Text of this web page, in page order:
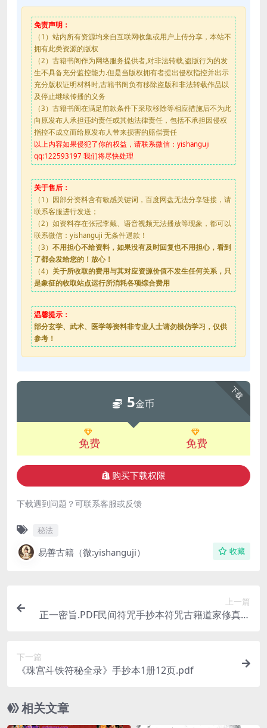
免责声明：
（1）站内所有资源均来自互联网收集或用户上传分享，本站不
拥有此类资源的版权
（2）古籍书阁作为网络服务提供者,对非法转载,盗版行为的发
生不具备充分监控能力.但是当版权拥有者提出侵权指控并出示
充分版权证明材料时,古籍书阁负有移除盗版和非法转载作品以
及停止继续传播的义务
（3）古籍书阁在满足前款条件下采取移除等相应措施后不为此
向原发布人承担违约责任或其他法律责任，包括不承担因侵权
指控不成立而给原发布人带来损害的赔偿责任
以上内容如果侵犯了你的权益，请联系微信：yishanguji
qq:122593197 我们将尽快处理
关于售后：
（1）因部分资料含有敏感关键词，百度网盘无法分享链接，请
联系客服进行发送；
（2）如资料存在张冠李戴、语音视频无法播放等现象，都可以
联系微信：yishanguji 无条件退款！
（3） 不用担心不给资料，如果没有及时回复也不用担心，看到
了都会发给您的！放心！
（4） 关于所收取的费用与其对应资源价值不发生任何关系，只
是象征的收取站点运行所消耗各项综合费用
温馨提示：
部分玄学、武术、医学等资料非专业人士请勿模仿学习，仅供
参考！
下载
5金币
免费 免费
购买下载权限
下载遇到问题？可联系客服或反馈
秘法
易善古籍（微:yishanguji） 收藏
上一篇
正一密旨.PDF民间符咒手抄本符咒古籍道家修真符
下一篇
《珠宫斗铁符秘全录》手抄本1册12页.pdf
相关文章